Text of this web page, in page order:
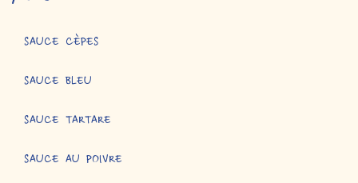
SAUCE CÈPES
SAUCE BLEU
SAUCE TARTARE
SAUCE AU POIVRE